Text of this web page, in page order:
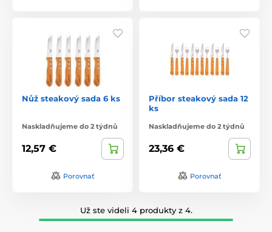
Nůž steakový sada 6 ks
Naskladňujeme do 2 týdnů
12,57 €
Porovnať
Příbor steakový sada 12
ks
Naskladňujeme do 2 týdnů
23,36 €
Porovnať
Už ste videli 4 produkty z 4.